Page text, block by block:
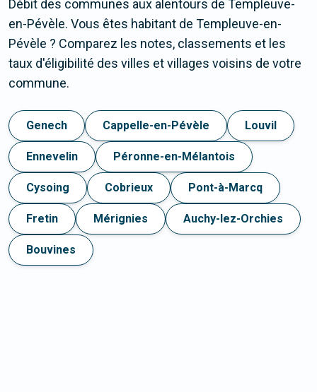
Débit des communes aux alentours de Templeuve-
en-Pévèle. Vous êtes habitant de Templeuve-en-
Pévèle ? Comparez les notes, classements et les
taux d'éligibilité des villes et villages voisins de votre
commune.
Genech Cappelle-en-Pévèle Louvil
Ennevelin Péronne-en-Mélantois
Cysoing Cobrieux Pont-à-Marcq
Fretin Mérignies Auchy-lez-Orchies
Bouvines